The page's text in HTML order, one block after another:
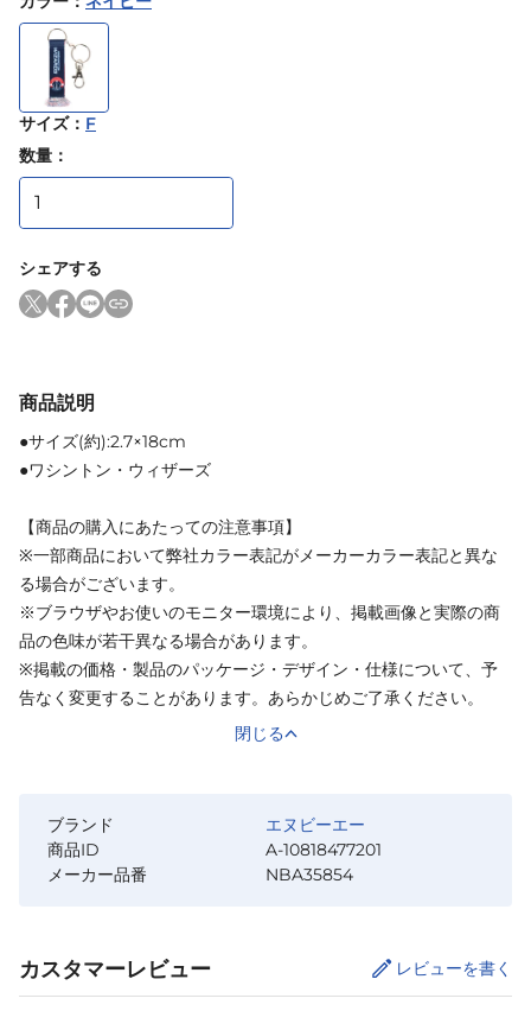
サイズ： F
数量：
シェアする
商品説明
●サイズ(約):2.7×18cm
●ワシントン・ウィザーズ
【商品の購入にあたっての注意事項】
※一部商品において弊社カラー表記がメーカーカラー表記と異な
る場合がございます。
※ブラウザやお使いのモニター環境により、掲載画像と実際の商
品の色味が若干異なる場合があります。
※掲載の価格・製品のパッケージ・デザイン・仕様について、予
告なく変更することがあります。あらかじめご了承ください。
閉じる
ブランド
エヌビーエー
商品ID
A-10818477201
メーカー品番
NBA35854
カスタマーレビュー レビューを書く